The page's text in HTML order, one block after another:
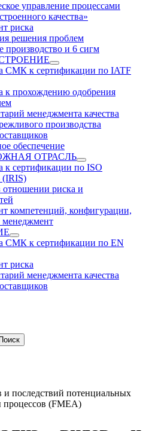
управление процессами
качества»
риска
решения проблем
производство и 6 сигм
СМК к сертификации по IATF
к прохождению одобрения
менеджмента качества
производства
обеспечение
ОТРАСЛЬ
к сертификации по ISO
(IRIS)
отношении риска и
компетенций, конфигурации,
СМК к сертификации по EN
риска
менеджмента качества
Поиск
последствий потенциальных
процессов (FMEA)